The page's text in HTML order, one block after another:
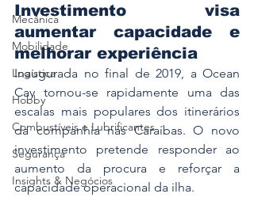
Mecânica
Mobilidade
Logística
Hobby
Combustíveis e Lubrificantes
Segurança
Insights & Negócios
Investimento visa
aumentar capacidade e
melhorar experiência
Inaugurada no final de 2019, a Ocean
Cay tornou-se rapidamente uma das
escalas mais populares dos itinerários
da companhia nas Caraíbas. O novo
investimento pretende responder ao
aumento da procura e reforçar a
capacidade operacional da ilha.